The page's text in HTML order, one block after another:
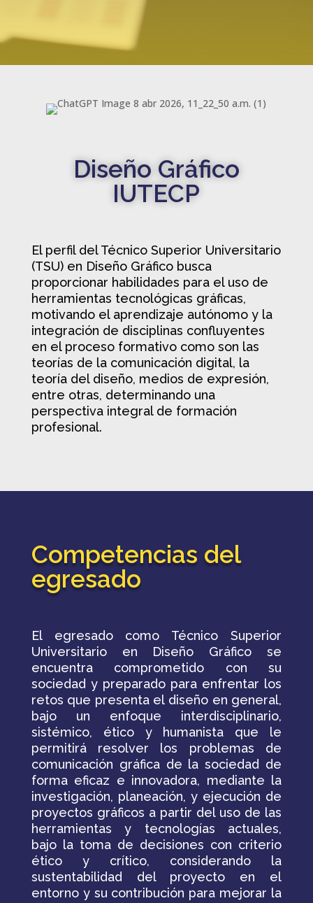
Diseño Gráfico
IUTECP
El perfil del Técnico Superior Universitario
(TSU) en Diseño Gráfico busca
proporcionar habilidades para el uso de
herramientas tecnológicas gráficas,
motivando el aprendizaje autónomo y la
integración de disciplinas confluyentes
en el proceso formativo como son las
teorías de la comunicación digital, la
teoría del diseño, medios de expresión,
entre otras, determinando una
perspectiva integral de formación
profesional.
Competencias del
egresado
El egresado como Técnico Superior
Universitario en Diseño Gráfico se
encuentra comprometido con su
sociedad y preparado para enfrentar los
retos que presenta el diseño en general,
bajo un enfoque interdisciplinario,
sistémico, ético y humanista que le
permitirá resolver los problemas de
comunicación gráfica de la sociedad de
forma eficaz e innovadora, mediante la
investigación, planeación, y ejecución de
proyectos gráficos a partir del uso de las
herramientas y tecnologías actuales,
bajo la toma de decisiones con criterio
ético y crítico, considerando la
sustentabilidad del proyecto en el
entorno y su contribución para mejorar la